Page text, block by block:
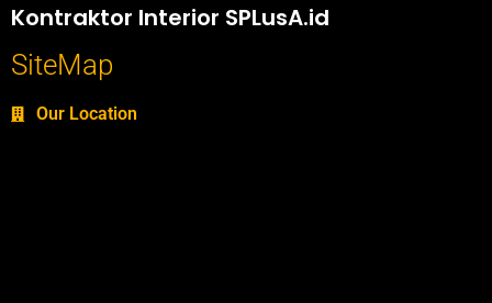
Kontraktor Interior SPLusA.id
SiteMap
Our Location